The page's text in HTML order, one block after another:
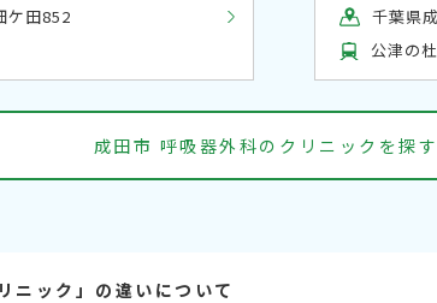
ケ田852
千葉県
公津の杜
成田市 呼吸器外科のクリニックを探す
ニック」の違いについて